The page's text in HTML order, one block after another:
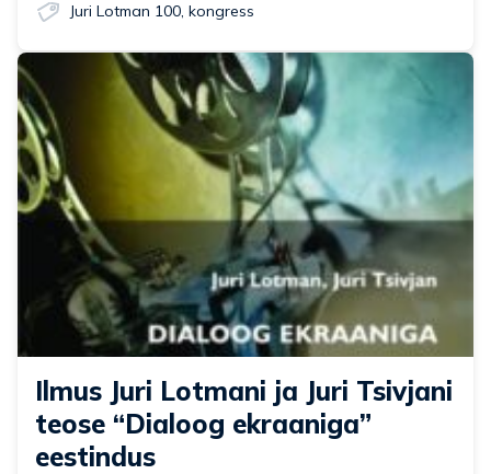
Juri Lotman 100, kongress
Ilmus Juri Lotmani ja Juri Tsivjani
teose “Dialoog ekraaniga”
eestindus